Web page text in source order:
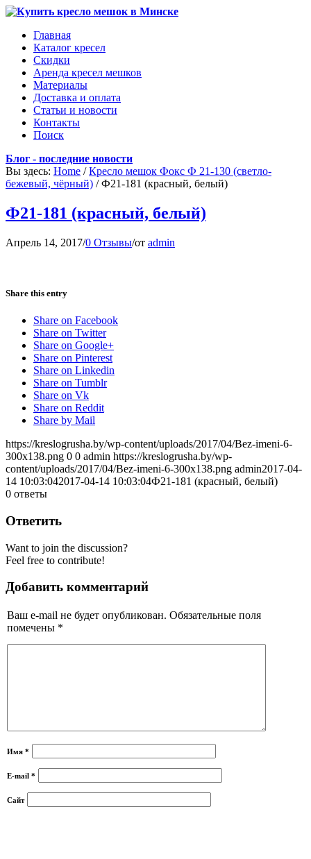
Главная
Каталог кресел
Скидки
Аренда кресел мешков
Материалы
Доставка и оплата
Статьи и новости
Контакты
Поиск
Блог - последние новости
Вы здесь: Home / Кресло мешок Фокс Ф 21-130 (светло-
бежевый, чёрный) / Ф21-181 (красный, белый)
Ф21-181 (красный, белый)
Апрель 14, 2017/0 Отзывы/от admin
Share this entry
Share on Facebook
Share on Twitter
Share on Google+
Share on Pinterest
Share on Linkedin
Share on Tumblr
Share on Vk
Share on Reddit
Share by Mail
https://kreslogrusha.by/wp-content/uploads/2017/04/Bez-imeni-6-
300x138.png 0 0 admin https://kreslogrusha.by/wp-
content/uploads/2017/04/Bez-imeni-6-300x138.png admin2017-04-
14 10:03:042017-04-14 10:03:04Ф21-181 (красный, белый)
0 ответы
Ответить
Want to join the discussion?
Feel free to contribute!
Добавить комментарий
Ваш e-mail не будет опубликован. Обязательные поля
помечены *
Имя *
E-mail *
Сайт